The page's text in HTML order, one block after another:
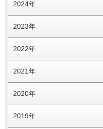
2024年
2023年
2022年
2021年
2020年
2019年